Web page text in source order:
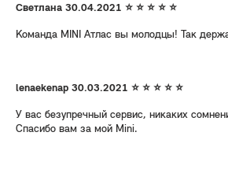
Светлана 30.04.2021 ⭐ ⭐ ⭐ ⭐ ⭐
Команда MINI Атлас вы молодцы! Так
lenaekenap 30.03.2021 ⭐ ⭐ ⭐ ⭐ ⭐
У вас безупречный сервис, никаких
Спасибо вам за мой Mini.